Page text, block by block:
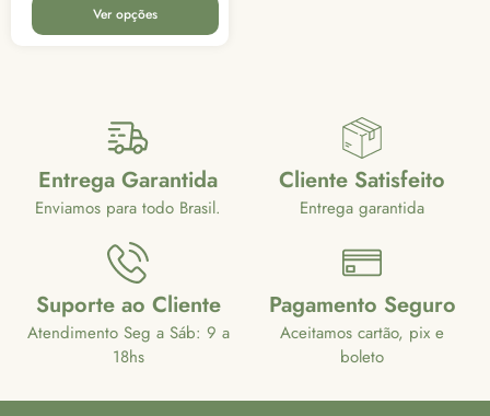
Ver opções
Entrega Garantida
Enviamos para todo Brasil.
Cliente Satisfeito
Entrega garantida
Suporte ao Cliente
Atendimento Seg a Sáb: 9 a
18hs
Pagamento Seguro
Aceitamos cartão, pix e
boleto